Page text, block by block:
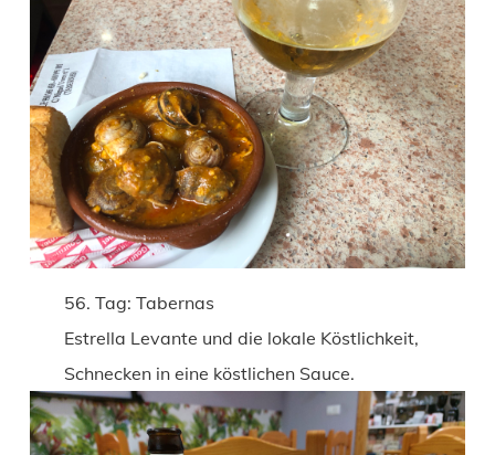
56. Tag: Tabernas
Estrella Levante und die lokale Köstlichkeit,
Schnecken in eine köstlichen Sauce.